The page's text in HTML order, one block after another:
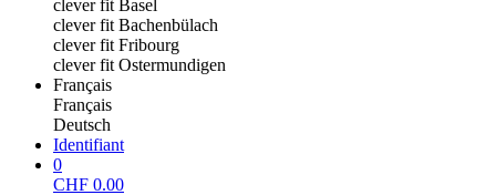
clever fit Basel
clever fit Bachenbülach
clever fit Fribourg
clever fit Ostermundigen
Français
Français
Deutsch
Identifiant
0
CHF 0.00